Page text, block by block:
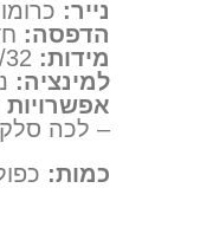
נייר: כרומו 300 גרם
הדפסה:
מידות:
למינציה:
אפשרויות
– לכה
כמות: